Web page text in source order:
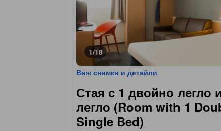
1/18
Виж снимки и детайли
Стая с 1 двойно легло
легло (Room with 1
Single Bed)